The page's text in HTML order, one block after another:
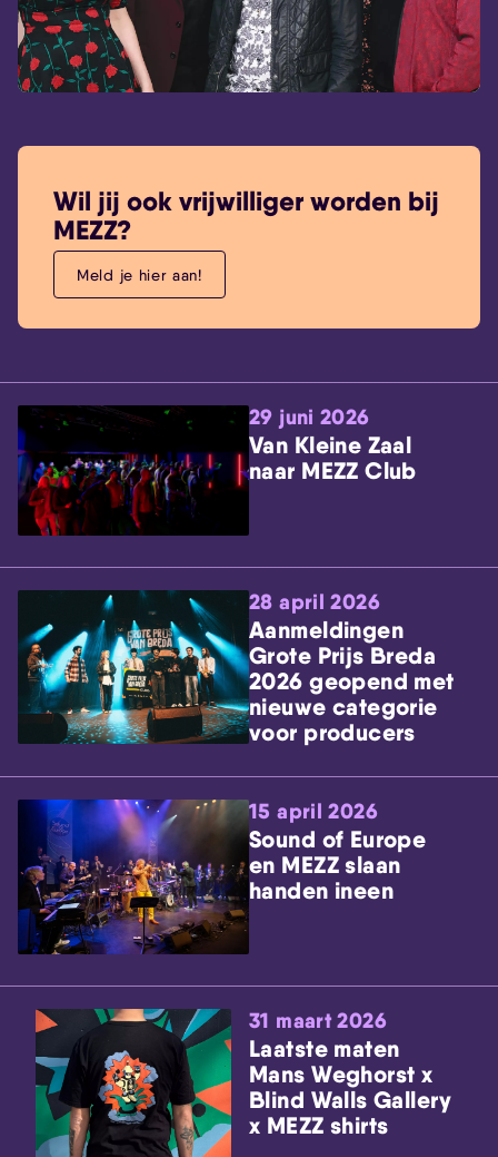
Wil jij ook vrijwilliger worden bij
MEZZ?
Meld je hier aan!
29 juni 2026
Van Kleine Zaal
naar MEZZ Club
28 april 2026
Aanmeldingen
Grote Prijs Breda
2026 geopend met
nieuwe categorie
voor producers
15 april 2026
Sound of Europe
en MEZZ slaan
handen ineen
31 maart 2026
Laatste maten
Mans Weghorst x
Blind Walls Gallery
x MEZZ shirts